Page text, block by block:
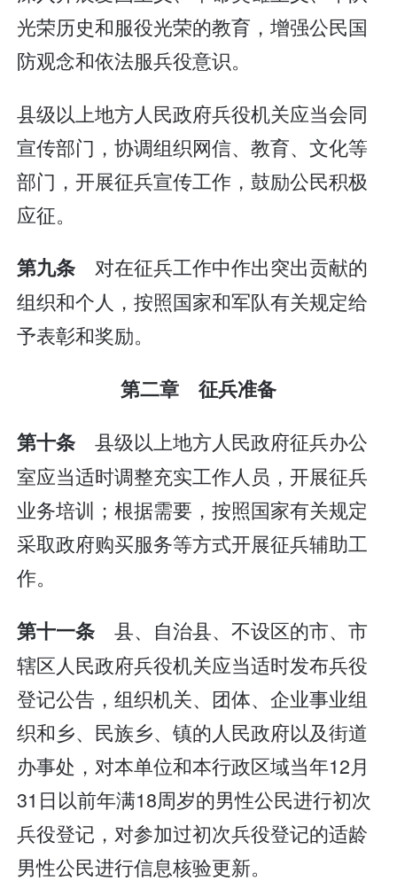
光荣历史和服役光荣的教育，增强公民国
防观念和依法服兵役意识。
县级以上地方人民政府兵役机关应当会同
宣传部门，协调组织网信、教育、文化等
部门，开展征兵宣传工作，鼓励公民积极
应征。
第九条 对在征兵工作中作出突出贡献的
组织和个人，按照国家和军队有关规定给
予表彰和奖励。
第二章 征兵准备
第十条 县级以上地方人民政府征兵办公
室应当适时调整充实工作人员，开展征兵
业务培训；根据需要，按照国家有关规定
采取政府购买服务等方式开展征兵辅助工
作。
第十一条 县、自治县、不设区的市、市
辖区人民政府兵役机关应当适时发布兵役
登记公告，组织机关、团体、企业事业组
织和乡、民族乡、镇的人民政府以及街道
办事处，对本单位和本行政区域当年12月
31日以前年满18周岁的男性公民进行初次
兵役登记，对参加过初次兵役登记的适龄
男性公民进行信息核验更新。